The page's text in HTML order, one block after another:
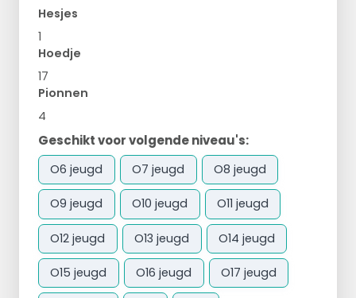
Hesjes
1
Hoedje
17
Pionnen
4
Geschikt voor volgende niveau's:
O6 jeugd O7 jeugd O8 jeugd
O9 jeugd O10 jeugd O11 jeugd
O12 jeugd O13 jeugd O14 jeugd
O15 jeugd O16 jeugd O17 jeugd